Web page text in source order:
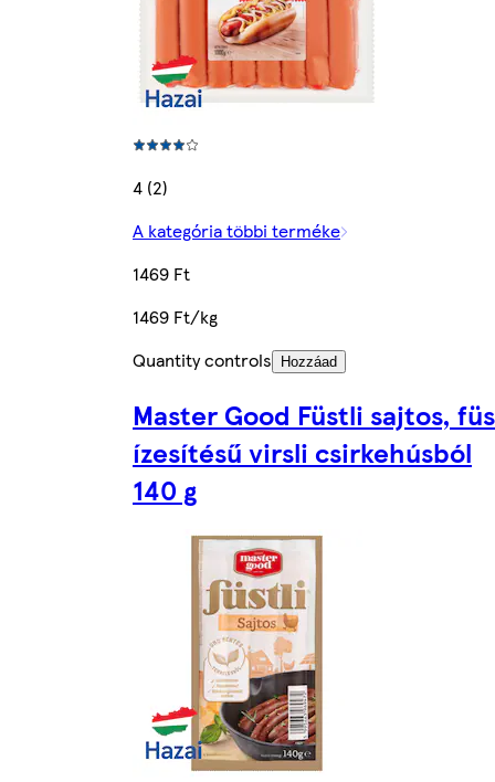
4 (2)
A kategória többi terméke
1469 Ft
1469 Ft/kg
Quantity controls
Hozzáad
Master Good Füstli sajtos,
ízesítésű virsli csirkehúsból
140 g